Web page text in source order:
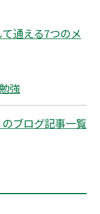
通える7つのメ
強
ブログ記事一覧